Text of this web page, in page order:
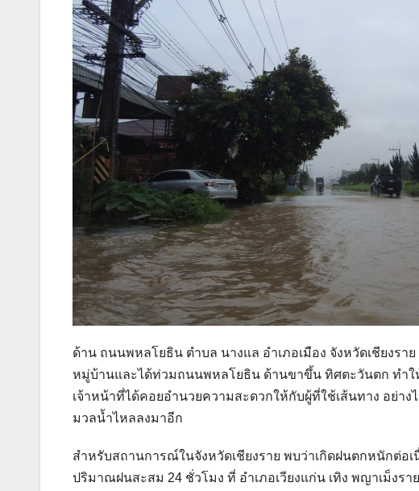
ด้าน ถนนพหลโยธิน ตำบล นางแล อำเภอเมือง จังหวัดเชียงร
หมู่บ้านและได้ท่วมถนนพหลโยธิน ด้านขาขึ้น ทิศตะวันตก ทำใ
เจ้าหน้าที่ได้คอยอำนวยความสะดวกให้กับผู้ที่ใช้เส้นทาง อย่า
มวลน้ำไหลลงมาอีก
สำหรับสถานการณ์ในจังหวัดเชียงราย พบว่าเกิดฝนตกหนักต่
ปริมาณฝนสะสม 24 ชั่วโมง ที่ อำเภอเวียงแก่น เทิง พญาเม็งรา